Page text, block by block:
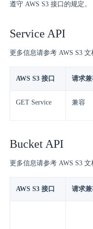
遵守 AWS S3 接口的规定。
Service API
更多信息请参考 AWS S3 文
AWS S3 接口 请求
GET Service 兼容
Bucket API
更多信息请参考 AWS S3 文
AWS S3 接口 请求